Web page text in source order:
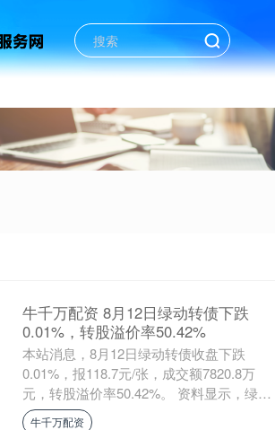
牛千万配资 8月12日绿动转债下跌
0.01%，转股溢价率50.42%
本站消息，8月12日绿动转债收盘下跌
0.01%，报118.7元/张，成交额7820.8万
元，转股溢价率50.42%。 资料显示，绿动
转债信用级别为“AA+”，债....
牛千万配资